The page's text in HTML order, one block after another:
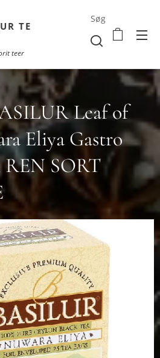
TE
teer
Søg
Leaf of
Eliya Gastro
REN SORT